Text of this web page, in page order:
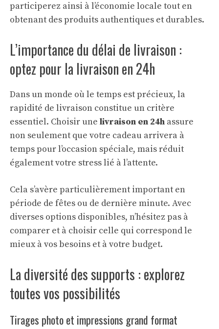
participerez ainsi à l’économie locale tout en
obtenant des produits authentiques et durables.
L’importance du délai de livraison :
optez pour la livraison en 24h
Dans un monde où le temps est précieux, la
rapidité de livraison constitue un critère
essentiel. Choisir une livraison en 24h assure
non seulement que votre cadeau arrivera à
temps pour l’occasion spéciale, mais réduit
également votre stress lié à l’attente.
Cela s’avère particulièrement important en
période de fêtes ou de dernière minute. Avec
diverses options disponibles, n’hésitez pas à
comparer et à choisir celle qui correspond le
mieux à vos besoins et à votre budget.
La diversité des supports : explorez
toutes vos possibilités
Tirages photo et impressions grand format